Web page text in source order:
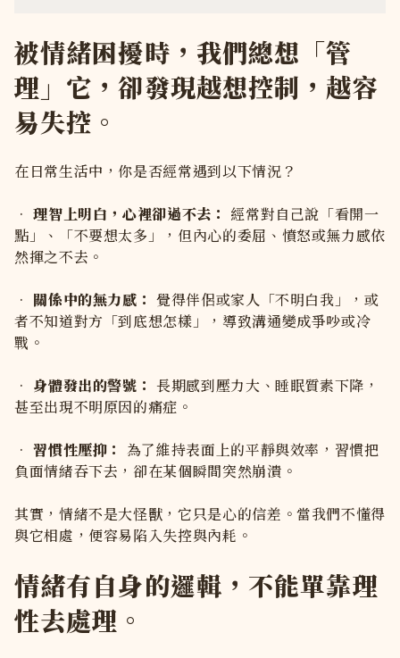
被情緒困擾時，我們總想「管
理」它，卻發現越想控制，越容
易失控。
在日常生活中，你是否經常遇到以下情況？
•理智上明白，心裡卻過不去： 經常對自己說「看開一
點」、「不要想太多」，但內心的委屈、憤怒或無力感依
然揮之不去。
• 關係中的無力感： 覺得伴侶或家人「不明白我」，或
者不知道對方「到底想怎樣」，導致溝通變成爭吵或冷
戰。
• 身體發出的警號： 長期感到壓力大、睡眠質素下降，
甚至出現不明原因的痛症。
•習慣性壓抑： 為了維持表面上的平靜與效率，習慣把
負面情緒吞下去，卻在某個瞬間突然崩潰。
其實，情緒不是大怪獸，它只是心的信差。當我們不懂得
與它相處，便容易陷入失控與內耗。
情緒有自身的邏輯，不能單靠理
性去處理。